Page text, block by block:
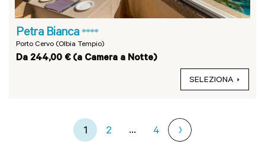
Petra Bianca ****
Porto Cervo (Olbia Tempio)
Da 244,00 € (a Camera a Notte)
SELEZIONA
1 2 ... 4